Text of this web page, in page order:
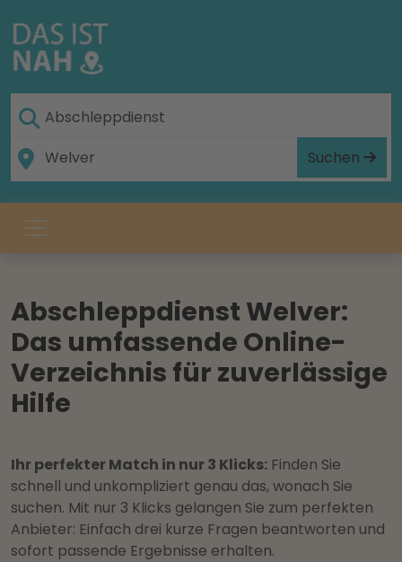
Suchen
Abschleppdienst Welver:
Das umfassende Online-
Verzeichnis für zuverlässige
Hilfe
Ihr perfekter Match in nur 3 Klicks: Finden Sie
schnell und unkompliziert genau das, wonach Sie
suchen. Mit nur 3 Klicks gelangen Sie zum perfekten
Anbieter: Einfach drei kurze Fragen beantworten und
sofort passende Ergebnisse erhalten.